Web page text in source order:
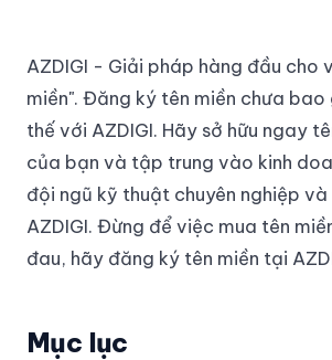
AZDIGI - Giải pháp hàng đầu cho
miền". Đăng ký tên miền chưa
thế với AZDIGI. Hãy sở hữu ngay
của bạn và tập trung vào kinh
đội ngũ kỹ thuật chuyên nghiệp
AZDIGI. Đừng để việc mua tên
đau, hãy đăng ký tên miền tại
Mục lục